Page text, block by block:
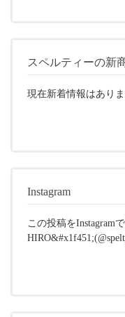
スペルティーの新
現在新着情報はありま
Instagram
この投稿をInstagram